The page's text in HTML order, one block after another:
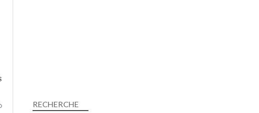
CHAIR À SAUCISSE
RECHERCHE